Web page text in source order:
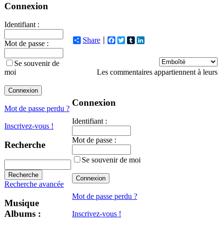
Connexion
Identifiant :
Mot de passe :
Se souvenir de
moi
Mot de passe perdu ?
Inscrivez-vous !
Recherche
Recherche avancée
Musique
Albums :
Share Facebook
TwitterTumblr
Les commentaires appartiennent à
Connexion
Identifiant :
Mot de passe :
Se souvenir de moi
Mot de passe perdu ?
Inscrivez-vous !